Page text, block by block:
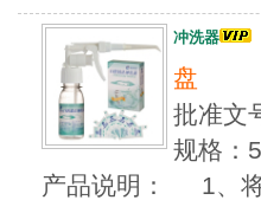
冲洗器
盘
批准文
规格：
产品说明： 1、将